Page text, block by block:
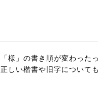
「様」の書き順が変わった
正しい楷書や旧字について